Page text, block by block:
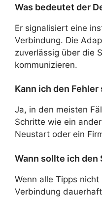
Was bedeutet der
Er signalisiert eine
Verbindung. Die
zuverlässig über die
kommunizieren.
Kann ich den
Ja, in den meisten
Schritte wie ein
Neustart oder ein
Wann sollte ich
Wenn alle Tipps
Verbindung